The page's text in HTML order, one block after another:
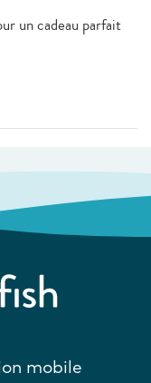
un cadeau parfait
mobile